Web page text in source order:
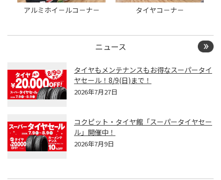
アルミホイ－ルコ－ナ－ タイヤコ－ナ－
ニュース
タイヤもメンテナンスもお得なスーパータイ
ヤセール！8/9(日)まで！
2026年7月27日
コクピット・タイヤ館「スーパータイヤセー
ル」開催中！
2026年7月9日